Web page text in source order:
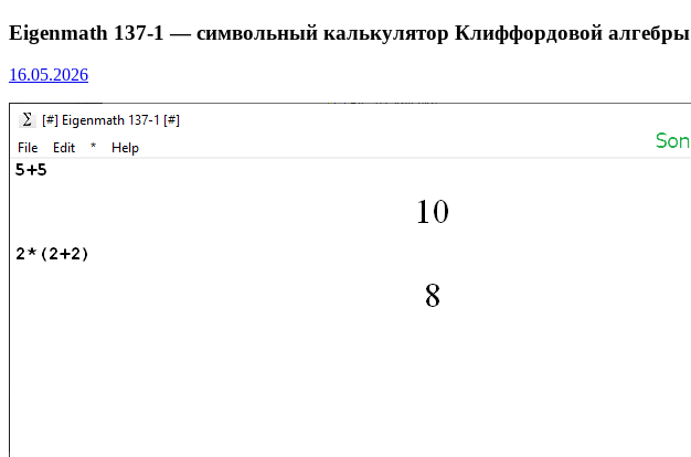
Eigenmath 137-1 — символьный калькулятор Клиффордовой алгебры
16.05.2026